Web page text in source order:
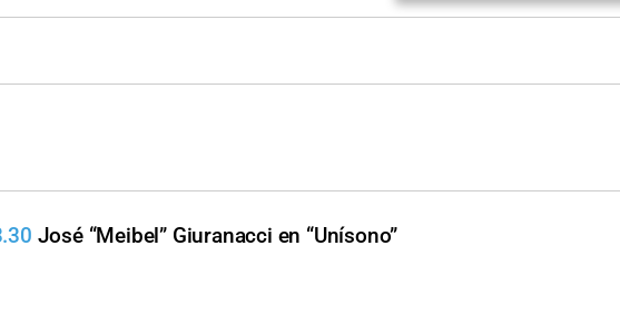
José “Meibel” Giuranacci en “Unísono”